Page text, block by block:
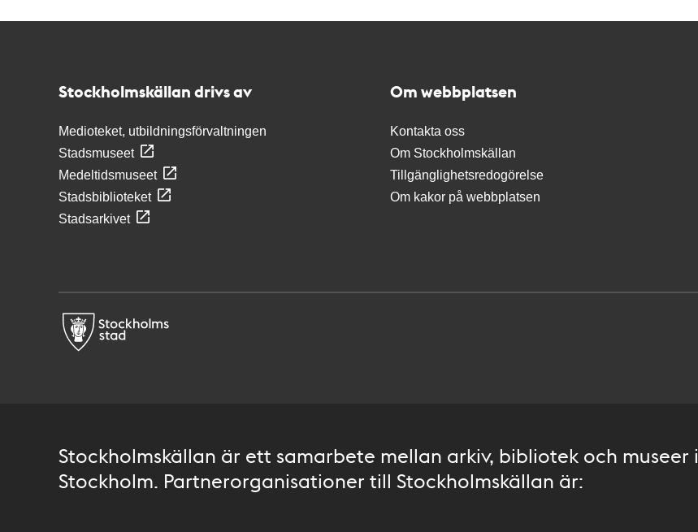
Stockholmskällan drivs av
Medioteket, utbildningsförvaltningen
Stadsmuseet
Medeltidsmuseet
Stadsbiblioteket
Stadsarkivet
Om webbplatsen
Kontakta oss
Om Stockholmskällan
Tillgänglighetsredogörelse
Om kakor på webbplatsen
Stockholmskällan är ett samarbete mellan arkiv, bibliotek och museer i
Stockholm. Partnerorganisationer till Stockholmskällan är: